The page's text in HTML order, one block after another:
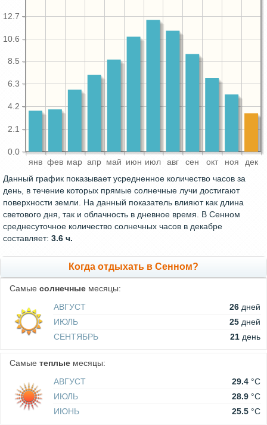
янв фев мар апр май июн июл авг сен окт ноя дек
0.0
2.1
4.2
6.3
8.5
10.6
12.7
Данный график показывает усредненное количество часов за
день, в течение которых прямые солнечные лучи достигают
поверхности земли. На данный показатель влияют как длина
светового дня, так и облачность в дневное время. В Сенном
среднесуточное количество солнечных часов в декабре
составляет: 3.6 ч.
Когда отдыхать в Сенном?
Самые солнечные месяцы:
АВГУСТ
26 дней
ИЮЛЬ
25 дней
СЕНТЯБРЬ
21 день
Самые теплые месяцы:
АВГУСТ
29.4 °C
ИЮЛЬ
28.9 °C
ИЮНЬ
25.5 °C